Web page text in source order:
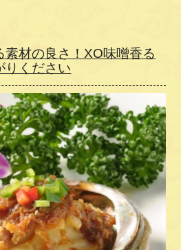
素材の良さ！XO味噌香る
りください